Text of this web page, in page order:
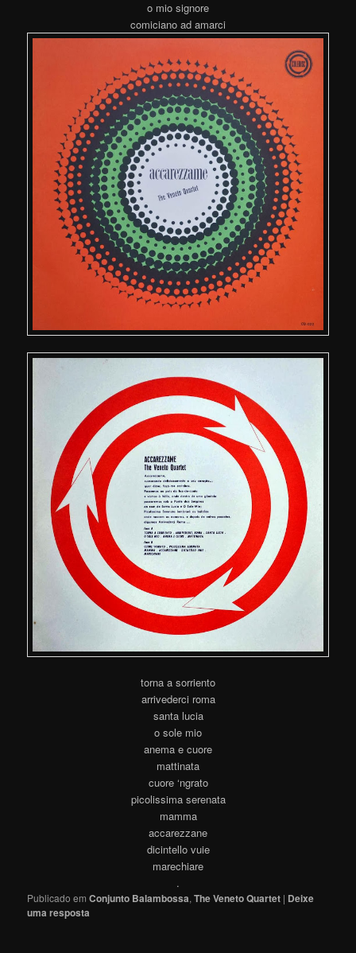
o mio signore
comiciano ad amarci
torna a sorriento
arrivederci roma
santa lucia
o sole mio
anema e cuore
mattinata
cuore ‘ngrato
picolissima serenata
mamma
accarezzane
dicintello vuie
marechiare
.
Publicado em Conjunto Balambossa,The Veneto Quartet | Deixe
uma resposta